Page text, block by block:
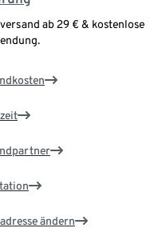
ab 29 € & kostenlose
ändern